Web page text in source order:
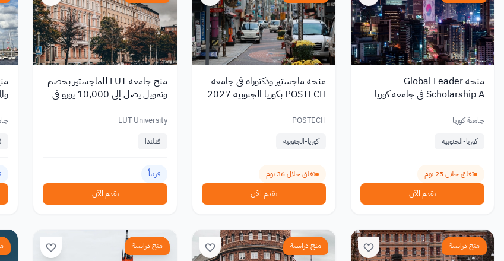
منحة Global Leader
Scholarship A في جامعة كوريا
جامعة كوريا
كوريا-الجنوبية
تغلق خلال 25 يوم
تقدم الآن
منحة ماجستير ودكتوراه في جامعة
POSTECH بكوريا الجنوبية 2027
POSTECH
كوريا-الجنوبية
تغلق خلال 36 يوم
تقدم الآن
منح جامعة LUT للماجستير بخصم
وتمويل يصل إلى 10,000 يورو في
LUT University
فنلندا
قريباً
تقدم الآن
منح دراسية منح دراسية منح دراسية